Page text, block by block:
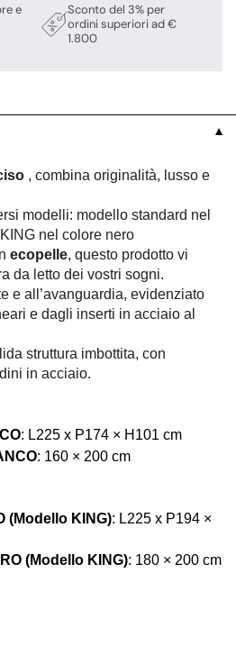
e
Sconto del 3% per
ordini superiori ad €
1.800
▼
, combina originalità, lusso e
modelli: modello standard nel
nel colore nero
ecopelle, questo prodotto vi
da letto dei vostri sogni.
e all’avanguardia, evidenziato
e dagli inserti in acciaio al
struttura imbottita, con
in acciaio.
: L225 x P174 × H101 cm
: 160 × 200 cm
(Modello KING): L225 x P194 ×
(Modello KING): 180 × 200 cm